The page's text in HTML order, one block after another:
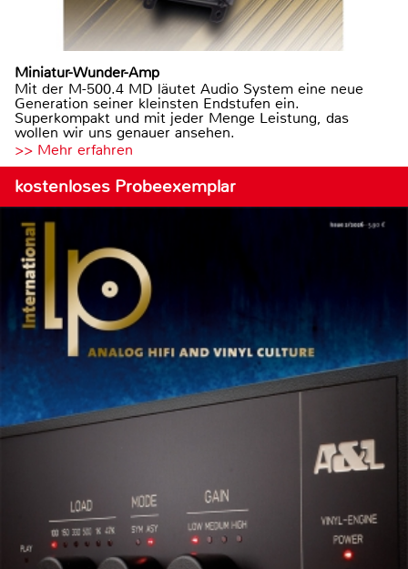
Miniatur-Wunder-Amp
Mit der M-500.4 MD läutet Audio System eine neue
Generation seiner kleinsten Endstufen ein.
Superkompakt und mit jeder Menge Leistung, das
wollen wir uns genauer ansehen.
>> Mehr erfahren
kostenloses Probeexemplar